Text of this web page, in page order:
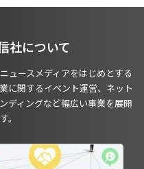
社について
ュースメディアをはじめとする
に関するイベント運営、ネット
ディングなど幅広い事業を展開
。